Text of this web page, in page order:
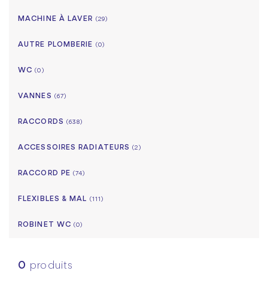
MACHINE À LAVER (29)
AUTRE PLOMBERIE (0)
WC(0)
VANNES (67)
RACCORDS (638)
ACCESSOIRES RADIATEURS(2)
RACCORD PE(74)
FLEXIBLES & MAL (111)
ROBINET WC(0)
0 produits